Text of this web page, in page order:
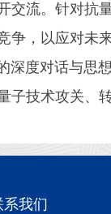
流。针对抗
，以应对未
度对话与思
技术攻关、
系我们